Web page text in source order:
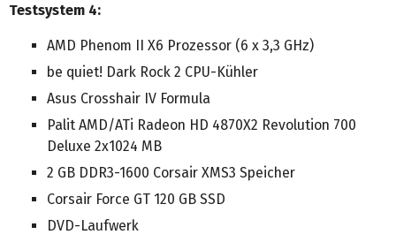
Testsystem 4:
AMD Phenom II X6 Prozessor (6 x 3,3 GHz)
be quiet! Dark Rock 2 CPU-Kühler
Asus Crosshair IV Formula
Palit AMD/ATi Radeon HD 4870X2 Revolution 700
Deluxe 2x1024 MB
2 GB DDR3-1600 Corsair XMS3 Speicher
Corsair Force GT 120 GB SSD
DVD-Laufwerk